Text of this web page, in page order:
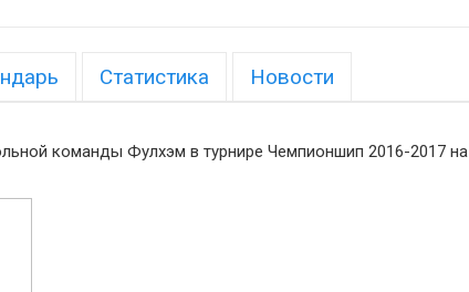
Статистика Новости
команды Фулхэм в турнире Чемпионшип 2016-2017 на